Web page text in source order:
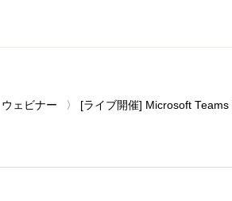
ウェビナー [ライブ開催] Microsoft